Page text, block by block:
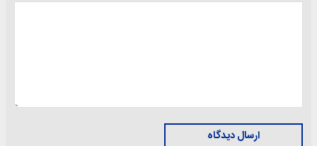
ارسال دیدگاه